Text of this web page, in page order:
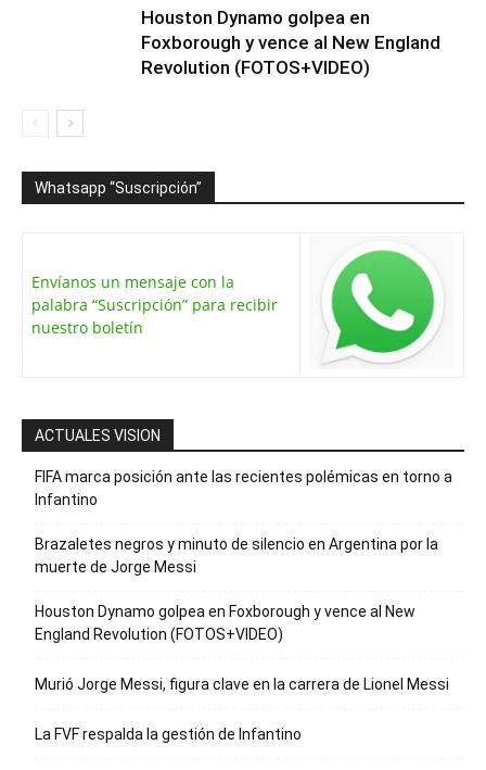
Houston Dynamo golpea en
Foxborough y vence al New England
Revolution (FOTOS+VIDEO)
Whatsapp “Suscripción”
Envíanos un mensaje con la
palabra “Suscripción” para recibir
nuestro boletín
ACTUALES VISION
FIFA marca posición ante las recientes polémicas en torno a
Infantino
Brazaletes negros y minuto de silencio en Argentina por la
muerte de Jorge Messi
Houston Dynamo golpea en Foxborough y vence al New
England Revolution (FOTOS+VIDEO)
Murió Jorge Messi, figura clave en la carrera de Lionel Messi
La FVF respalda la gestión de Infantino